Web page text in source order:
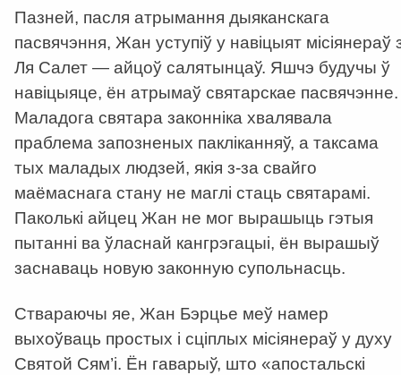
Пазней, пасля атрымання дыяканскага
пасвячэння, Жан уступіў у навіцыят місіянераў
Ля Салет — айцоў салятынцаў. Яшчэ будучы ў
навіцыяце, ён атрымаў святарскае пасвячэнне.
Маладога святара законніка хвалявала
праблема запозненых пакліканняў, а таксама
тых маладых людзей, якія з-за свайго
маёмаснага стану не маглі стаць святарамі.
Паколькі айцец Жан не мог вырашыць гэтыя
пытанні ва ўласнай кангрэгацыі, ён вырашыў
заснаваць новую законную супольнасць.
Ствараючы яе, Жан Бэрцье меў намер
выхоўваць простых і сціплых місіянераў у духу
Святой Сям’і. Ён гаварыў, што «апостальскі